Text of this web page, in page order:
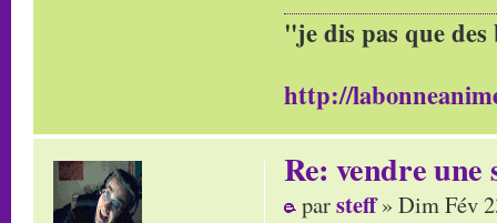
"je dis pas que
http://
Re: vendre une
parsteff» Dim Fév